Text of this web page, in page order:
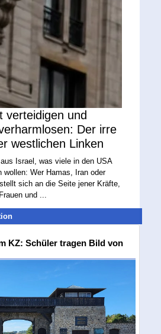
verteidigen und
Der irre
westlichen Linken
Israel, was viele in den USA
wollen: Wer Hamas, Iran oder
sich an die Seite jener Kräfte,
und ...
KZ: Schüler tragen Bild von